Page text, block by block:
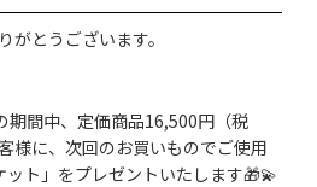
がとうございます。
期間中、定価商品16,500円（税
様に、次回のお買いものでご使用
ト」をプレゼントいたします🎁💫